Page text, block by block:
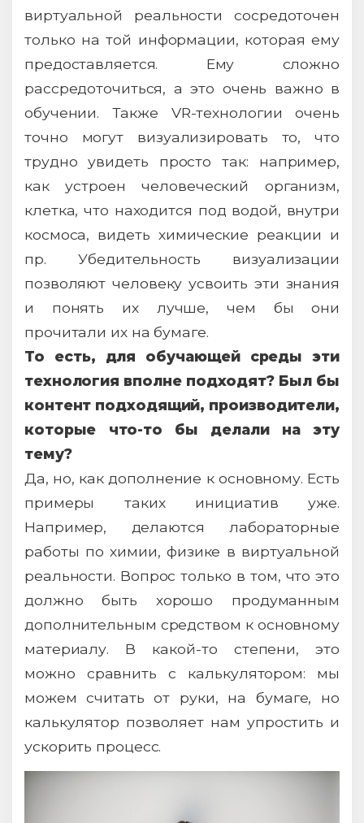
виртуальной реальности сосредоточен
только на той информации, которая ему
предоставляется. Ему сложно
рассредоточиться, а это очень важно в
обучении. Также VR-технологии очень
точно могут визуализировать то, что
трудно увидеть просто так: например,
как устроен человеческий организм,
клетка, что находится под водой, внутри
космоса, видеть химические реакции и
пр. Убедительность визуализации
позволяют человеку усвоить эти знания
и понять их лучше, чем бы они
прочитали их на бумаге.
То есть, для обучающей среды эти
технология вполне подходят? Был бы
контент подходящий, производители,
которые что-то бы делали на эту
тему?
Да, но, как дополнение к основному. Есть
примеры таких инициатив уже.
Например, делаются лабораторные
работы по химии, физике в виртуальной
реальности. Вопрос только в том, что это
должно быть хорошо продуманным
дополнительным средством к основному
материалу. В какой-то степени, это
можно сравнить с калькулятором: мы
можем считать от руки, на бумаге, но
калькулятор позволяет нам упростить и
ускорить процесс.